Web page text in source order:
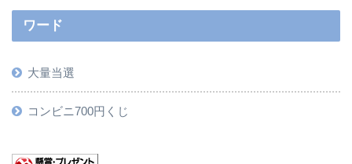
ワード
大量当選
コンビニ700円くじ